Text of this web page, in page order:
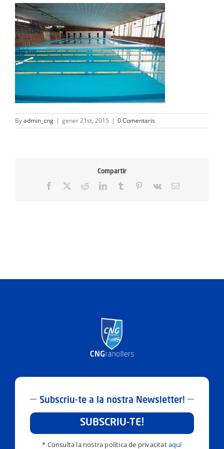
ACTIVITATS
SERVEIS
INFANTS
Byadmin_cng | gener 21st, 2015 | 0 Comentaris
Compartir
Facebook RedditLinkedInTumblr Pinterest
Vk Email:
Subscriu-te a la nostra Newsletter!
SUBSCRIU-TE!
* Consulta la nostra política de privacitataquí